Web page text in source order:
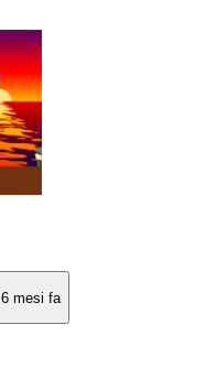
6 mesi fa